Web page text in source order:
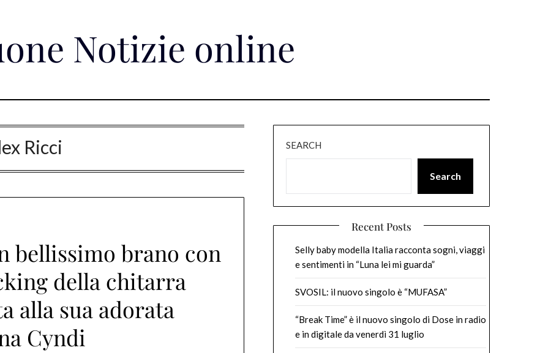
Notizie online
Ricci
bellissimo brano con
della chitarra
alla sua adorata
Cyndi
SEARCH
Search
Recent Posts
Selly baby modella Italia racconta sogni, viaggi
e sentimenti in “Luna lei mi guarda”
SVOSIL: il nuovo singolo è “MUFASA”
“Break Time” è il nuovo singolo di Dose in radio
e in digitale da venerdì 31 luglio